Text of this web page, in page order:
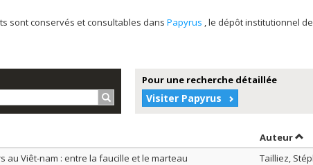
sont conservés et consultables dans Papyrus , le dépôt institutionnel
Rechercher…
Pour une recherche détaillée
Visiter Papyrus
croissant Auteur
au Viêt-nam : entre la faucille et le marteau Tailliez,